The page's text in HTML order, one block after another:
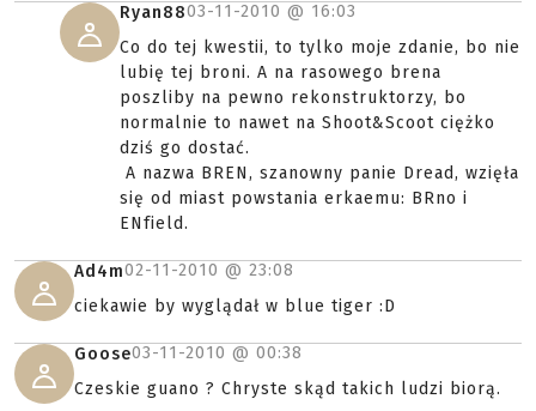
Ryan8803-11-2010 @ 16:03
Co do tej kwestii, to tylko moje zdanie, bo nie
lubię tej broni. A na rasowego brena
poszliby na pewno rekonstruktorzy, bo
normalnie to nawet na Shoot&Scoot ciężko
dziś go dostać.
A nazwa BREN, szanowny panie Dread, wzięła
się od miast powstania erkaemu: BRno i
ENfield.
Ad4m02-11-2010 @ 23:08
ciekawie by wyglądał w blue tiger :D
Goose03-11-2010 @ 00:38
Czeskie guano ? Chryste skąd takich ludzi biorą.